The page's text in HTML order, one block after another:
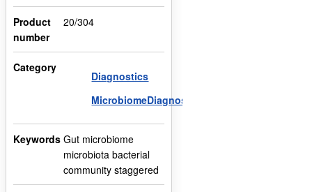
Product
number
20/304
Category
Diagnostics
MicrobiomeDiagnostics
Keywords Gut microbiome
microbiota bacterial
community staggered